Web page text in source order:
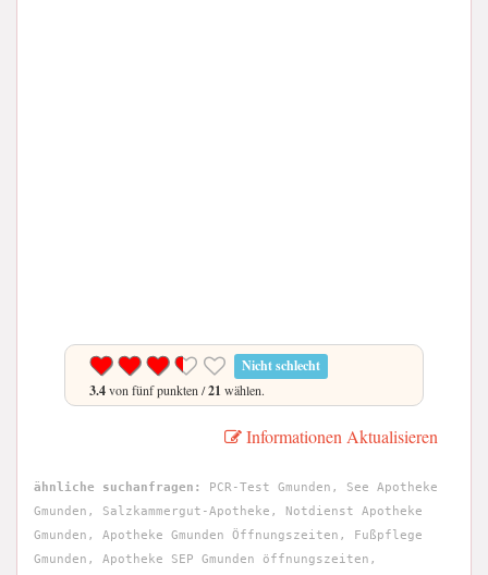
Nicht schlecht
3.4von fünf punkten /21 wählen.
Informationen Aktualisieren
ähnliche suchanfragen:
PCR-Test Gmunden, See Apotheke
Gmunden, Salzkammergut-Apotheke, Notdienst Apotheke
Gmunden, Apotheke Gmunden Öffnungszeiten, Fußpflege
Gmunden, Apotheke SEP Gmunden öffnungszeiten,